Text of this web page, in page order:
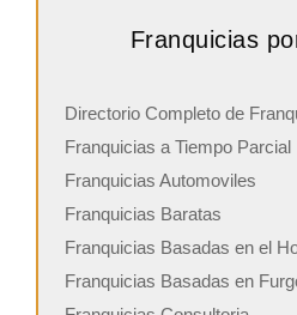
Franquicias
Directorio Completo de
Franquicias a Tiempo Parcial
Franquicias Automoviles
Franquicias Baratas
Franquicias Basadas en el
Franquicias Basadas en